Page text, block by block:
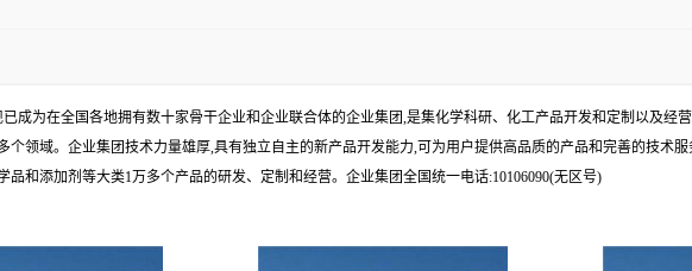
成为在全国各地拥有数十家骨干企业和企业联合体的企业集团,是集化学科研、化工产品开发和定制以及经
领域。企业集团技术力量雄厚,具有独立自主的新产品开发能力,可为用户提供高品质的产品和完善的技术
和添加剂等大类1万多个产品的研发、定制和经营。企业集团全国统一电话:10106090(无区号)